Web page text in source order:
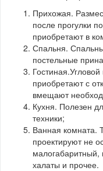
Прихожая.
после прогулки
приобретают в
Спальня.
постельные
приобретают с
вмещают
Кухня. Полезен
техники;
Ванная комната.
проектируют не
халаты и прочее.